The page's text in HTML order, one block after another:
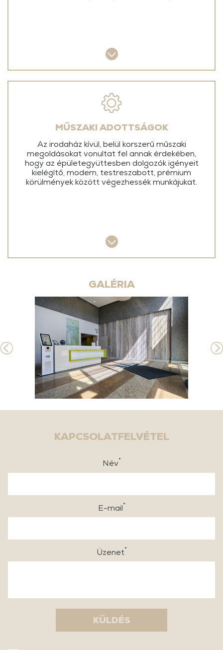
MŰSZAKI ADOTTSÁGOK
Az irodaház kívül, belül korszerű műszaki
megoldásokat vonultat fel annak érdekében,
hogy az épületegyüttesben dolgozók igényeit
kielégítő, modern, testreszabott, prémium
körülmények között végezhessék munkájukat.
GALÉRIA
KAPCSOLATFELVÉTEL
Név*
E-mail*
Üzenet*
KÜLDÉS